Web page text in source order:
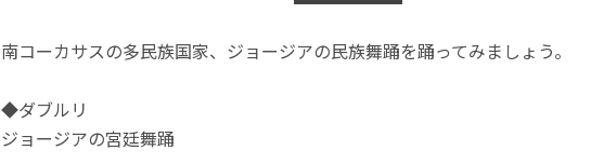
南コーカサスの多民族国家、ジョージアの民族舞踊を踊ってみましょう。
◆ダブルリ
ジョージアの宮廷舞踊